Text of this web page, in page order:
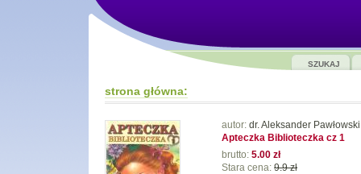
SZUKAJ
strona główna:
autor: dr. Aleksander
Apteczka Biblioteczka cz 1
brutto: 5.00 zł
Stara cena: 9.9 zł